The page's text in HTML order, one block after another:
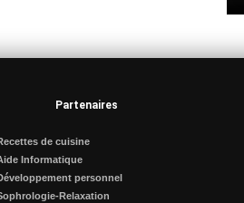
Partenaires
de cuisine
Informatique
personnel
Relaxation